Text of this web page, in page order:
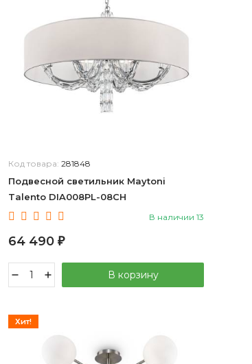
Код товара:281848
Подвесной светильник Maytoni
Talento DIA008PL-08CH
В наличии 13
64 490₽
В корзину
Хит!